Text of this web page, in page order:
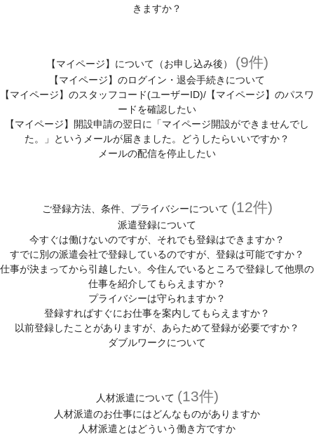
紹介予定派遣について
人材派遣のしくみ
きますか？
【マイページ】について（お申し込み後） (9件)
【マイページ】のログイン・退会手続きについて
【マイページ】のスタッフコード(ユーザーID)/【マイページ】のパスワ
ードを確認したい
【マイページ】開設申請の翌日に「マイページ開設ができませんでし
た。」というメールが届きました。どうしたらいいですか？
メールの配信を停止したい
ご登録方法、条件、プライバシーについて (12件)
派遣登録について
今すぐは働けないのですが、それでも登録はできますか？
すでに別の派遣会社で登録しているのですが、登録は可能ですか？
仕事が決まってから引越したい。今住んでいるところで登録して他県の
仕事を紹介してもらえますか？
プライバシーは守られますか？
登録すればすぐにお仕事を案内してもらえますか？
以前登録したことがありますが、あらためて登録が必要ですか？
ダブルワークについて
人材派遣について (13件)
人材派遣のお仕事にはどんなものがありますか
人材派遣とはどういう働き方ですか